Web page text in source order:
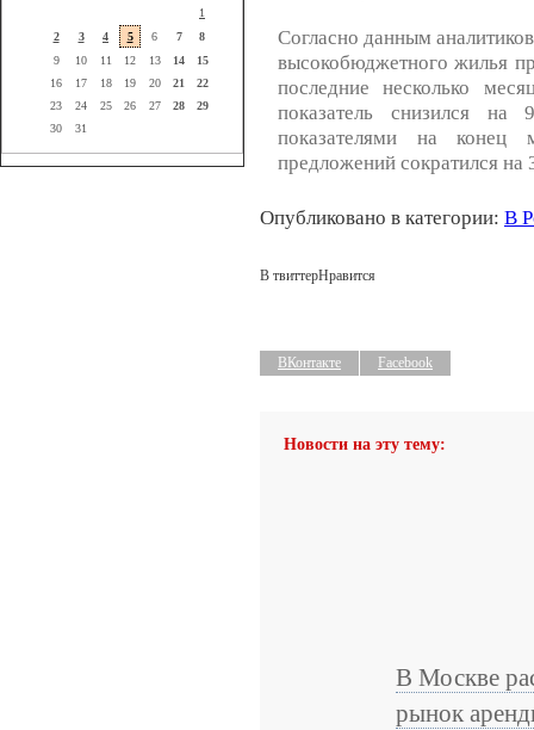
1
2
3 4 5 6 7
8
9
10 11 12 13 14
15
16
17 18 19 20 21
22
23
24 25 26 27 28
29
30
31
Согласно данным
высокобюджетного жилья
последние несколько
показатель снизился
показателями на конец
предложений сократился на
Опубликовано в категории: В
В твиттерНравится
ВКонтакте Facebook
Новости на эту тему:
В Москве
рынок